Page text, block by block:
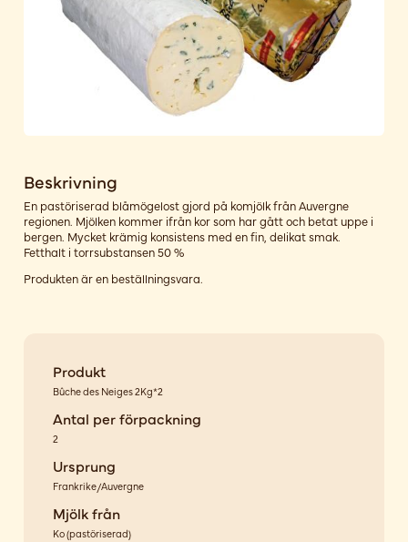
Beskrivning
En pastöriserad blåmögelost gjord på komjölk från Auvergne
regionen. Mjölken kommer ifrån kor som har gått och betat uppe i
bergen. Mycket krämig konsistens med en fin, delikat smak.
Fetthalt i torrsubstansen 50 %
Produkten är en beställningsvara.
Produkt
Bûche des Neiges 2Kg*2
Antal per förpackning
2
Ursprung
Frankrike/Auvergne
Mjölk från
Ko(pastöriserad)